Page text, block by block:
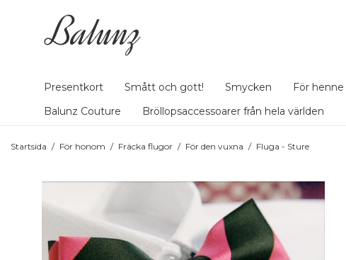
Presentkort Smått och gott! Smycken För henne
Balunz Couture
Bröllopsaccessoarer från hela världen
Startsida / För honom / Fräcka flugor / För den vuxna / Fluga - Sture